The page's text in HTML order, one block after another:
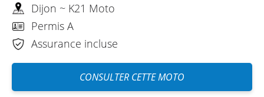
Dijon ~ K21 Moto
Permis A
Assurance incluse
CONSULTER CETTE MOTO